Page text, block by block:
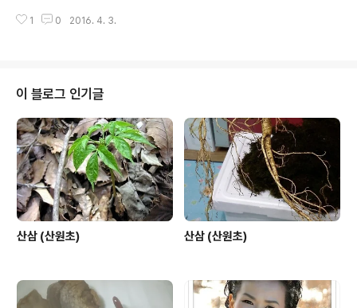
두시면 좋을듯 싶습니다. 1. 정의 자연에서의 삼행심이란
삼포의 삼씨는 1년 이다. 국어사전 인용 개갑갑각류의 몸
표면을 덮고 있는 외골격, 쇠 미늘을 붙여 만든 갑옷 3.심마
니들이 말하는 삼행심이란 입장 한개를 1행, 입장두개를 2
행, 입장 3개를 3행,이라고 한다 삼잎을 이렇게 네가지의
이름으로 부르기도 한다. 4.기본적으로 인삼포의 삼이 싹
을 발아 하면 3행심..
1 0 2016. 4. 3.
이 블로그 인기글
산삼 (산원초) 산삼 (산원초)